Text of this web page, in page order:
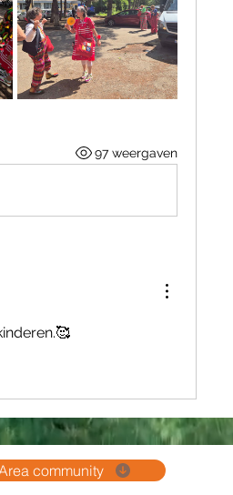
97 weergaven
community